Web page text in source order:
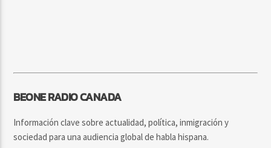
BEONE RADIO CANADA
Información clave sobre actualidad, política, inmigración y
sociedad para una audiencia global de habla hispana.